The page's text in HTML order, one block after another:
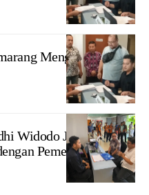
Mengerucut Tiga
Widodo Janji
Pemerintah Kota